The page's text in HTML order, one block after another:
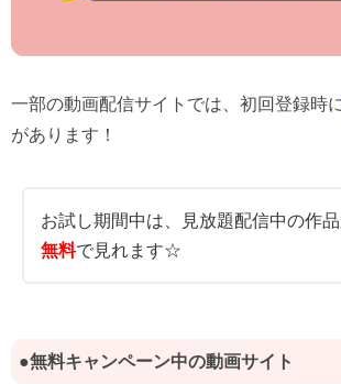
一部の動画配信サイトでは、初回登録時
があります！
お試し期間中は、見放題配信中の作
無料で見れます☆
●無料キャンペーン中の動画サイト